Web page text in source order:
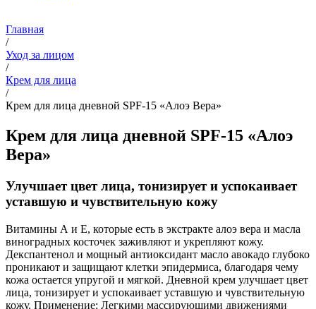
Главная
/
Уход за лицом
/
Крем для лица
/
Крем для лица дневной SPF-15 «Алоэ Вера»
Крем для лица дневной SPF-15 «Алоэ
Вера»
Улучшает цвет лица, тонизирует и успокаивает
уставшую и чувствительную кожу
Витамины А и Е, которые есть в экстракте алоэ вера и масла
виноградных косточек заживляют и укрепляют кожу.
Декспантенол и мощный антиоксидант масло авокадо глубоко
проникают и защищают клетки эпидермиса, благодаря чему
кожа остается упругой и мягкой. Дневной крем улучшает цвет
лица, тонизирует и успокаивает уставшую и чувствительную
кожу. Применение: Легкими массирующими движениями